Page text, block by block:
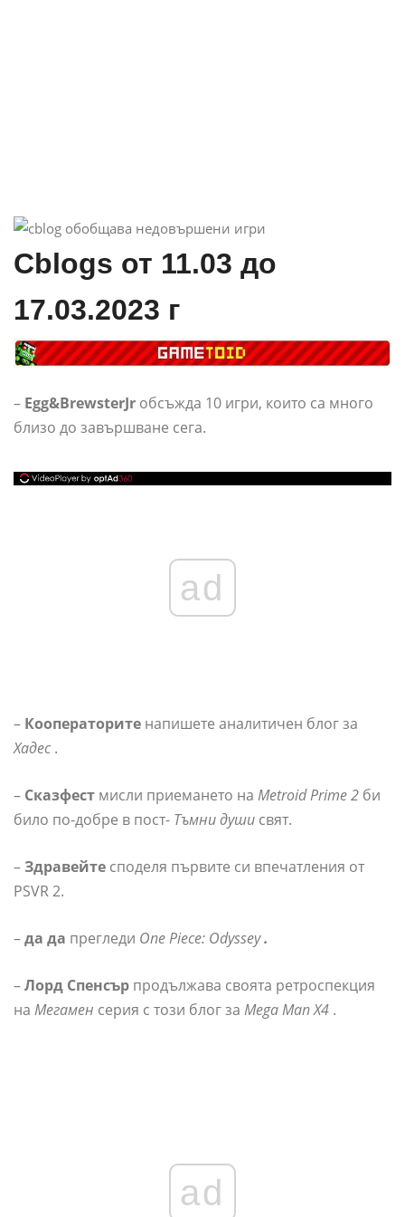
Cblogs от 11.03 до
17.03.2023 г
– Egg&BrewsterJr обсъжда 10 игри, които са много
близо до завършване сега.
ad
– Кооператорите напишете аналитичен блог за
Хадес .
– Сказфест мисли приемането на Metroid Prime 2 би
било по-добре в пост- Тъмни души свят.
– Здравейте споделя първите си впечатления от
PSVR 2.
–да да прегледи One Piece: Odyssey.
–Лорд Спенсър продължава своята ретроспекция
на Мегамен серия с този блог за Mega Man X4 .
ad